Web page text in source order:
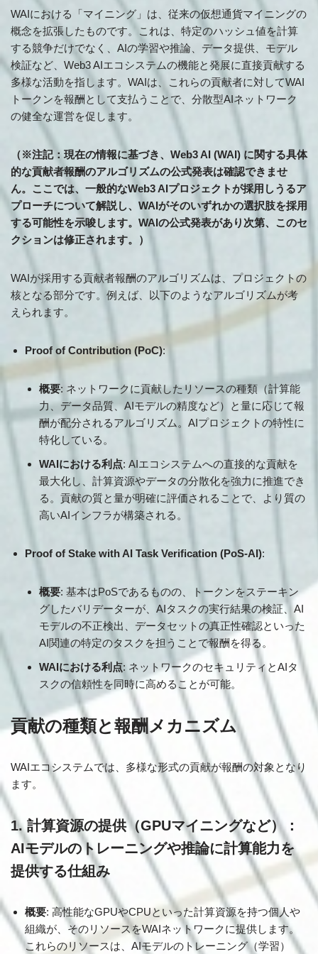
WAIにおける「マイニング」は、従来の仮想通貨マイニングの
概念を拡張したものです。これは、特定のハッシュ値を計算
する競争だけでなく、AIの学習や推論、データ提供、モデル
検証など、Web3 AIエコシステムの機能と発展に直接貢献する
多様な活動を指します。WAIは、これらの貢献者に対してWAI
トークンを報酬として支払うことで、分散型AIネットワーク
の健全な運営を促します。
（※注記：現在の情報に基づき、Web3 AI (WAI) に関する具体
的な貢献者報酬のアルゴリズムの公式発表は確認できませ
ん。ここでは、一般的なWeb3 AIプロジェクトが採用しうるア
プローチについて解説し、WAIがそのいずれかの選択肢を採用
する可能性を示唆します。WAIの公式発表があり次第、このセ
クションは修正されます。）
WAIが採用する貢献者報酬のアルゴリズムは、プロジェクトの
核となる部分です。例えば、以下のようなアルゴリズムが考
えられます。
Proof of Contribution (PoC):
概要: ネットワークに貢献したリソースの種類（計算能
力、データ品質、AIモデルの精度など）と量に応じて報
酬が配分されるアルゴリズム。AIプロジェクトの特性に
特化している。
WAIにおける利点: AIエコシステムへの直接的な貢献を
最大化し、計算資源やデータの分散化を強力に推進でき
る。貢献の質と量が明確に評価されることで、より質の
高いAIインフラが構築される。
Proof of Stake with AI Task Verification (PoS-AI):
概要: 基本はPoSであるものの、トークンをステーキン
グしたバリデーターが、AIタスクの実行結果の検証、AI
モデルの不正検出、データセットの真正性確認といった
AI関連の特定のタスクを担うことで報酬を得る。
WAIにおける利点: ネットワークのセキュリティとAIタ
スクの信頼性を同時に高めることが可能。
貢献の種類と報酬メカニズム
WAIエコシステムでは、多様な形式の貢献が報酬の対象となり
ます。
1. 計算資源の提供（GPUマイニングなど）：
AIモデルのトレーニングや推論に計算能力を
提供する仕組み
概要: 高性能なGPUやCPUといった計算資源を持つ個人や
組織が、そのリソースをWAIネットワークに提供します。
これらのリソースは、AIモデルのトレーニング（学習）